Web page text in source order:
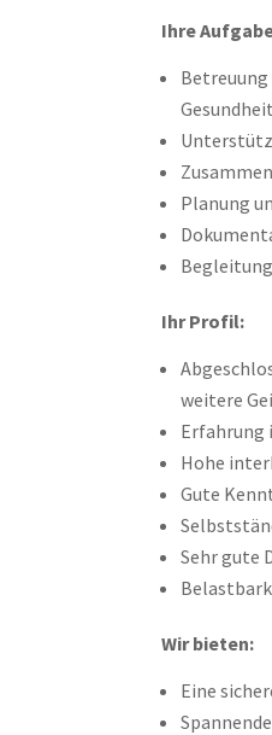
Ihre
Planung
Ihr Profil:
weitere
Erfahrung
Hohe
Gute
Sehr gute
Wir bieten:
Eine